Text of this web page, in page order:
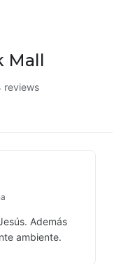
Mall
reviews
Además
ambiente.